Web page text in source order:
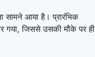
सामने आया है। प्रारंभिक
गया, जिससे उसकी मौके पर ही